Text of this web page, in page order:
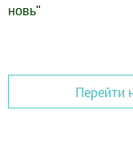
новь"
Перейти